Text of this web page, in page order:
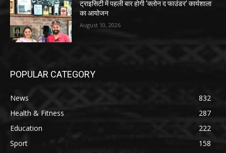
ट्राइसिटी में पहली बार होगी ‘क्लोन द फाउंडर’ कार्यशाला
का आयोजन
August 10, 2026
POPULAR CATEGORY
News
832
Health & Fitness
287
Education
222
Sport
158